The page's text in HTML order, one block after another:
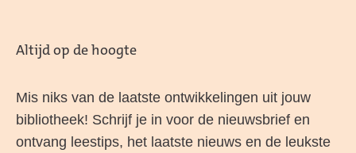
Altijd op de hoogte
Mis niks van de laatste ontwikkelingen uit jouw
bibliotheek! Schrijf je in voor de nieuwsbrief en
ontvang leestips, het laatste nieuws en de leukste